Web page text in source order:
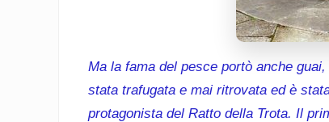
Ma la fama del pesce portò anche
stata trafugata e mai ritrovata ed è
protagonista del Ratto della Trota. Il